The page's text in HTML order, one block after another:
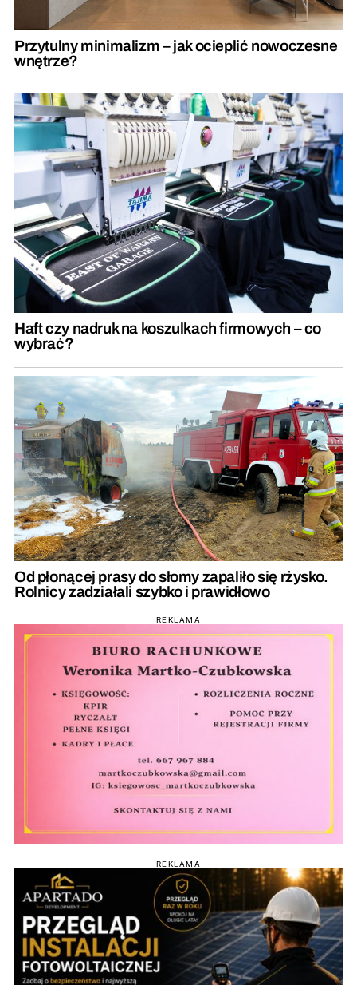
Przytulny minimalizm – jak ocieplić nowoczesne
wnętrze?
Haft czy nadruk na koszulkach firmowych – co
wybrać?
Od płonącej prasy do słomy zapaliło się rżysko.
Rolnicy zadziałali szybko i prawidłowo
REKLAMA
REKLAMA